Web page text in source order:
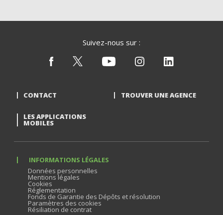
Suivez-nous sur :
CONTACT TROUVER UNE AGENCE
LES APPLICATIONS
MOBILES
INFORMATIONS LÉGALES
Données personnelles
Mentions légales
Cookies
Réglementation
Fonds de Garantie des Dépôts et résolution
Paramètres des cookies
Résiliation de contrat